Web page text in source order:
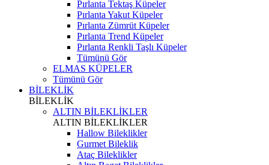
Pırlanta Tektaş Küpeler
Pırlanta Yakut Küpeler
Pırlanta Zümrüt Küpeler
Pırlanta Trend Küpeler
Pırlanta Renkli Taşlı Küpeler
Tümünü Gör
ELMAS KÜPELER
Tümünü Gör
BİLEKLİK
BİLEKLİK
ALTIN BİLEKLİKLER
ALTIN BİLEKLİKLER
Hallow Bileklikler
Gurmet Bileklik
Ataç Bileklikler